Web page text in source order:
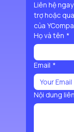
Liên hệ
trợ hoặc
của
Họ và tên *
Email *
Nội dung